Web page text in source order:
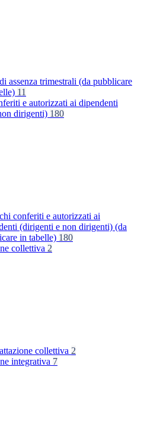
assenza trimestrali (da pubblicare
11
e autorizzati ai dipendenti
dirigenti) 180
conferiti e autorizzati ai
(dirigenti e non dirigenti) (da
in tabelle) 180
collettiva 2
collettiva 2
integrativa 7